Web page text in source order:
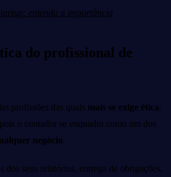
entenda a importância
do profissional de
profissões das quais mais se exige ética.
o contador se enquadra como um dos
negócio.
dos seus relatórios, entrega de obrigações,